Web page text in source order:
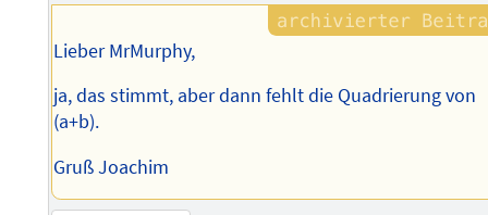
Lieber MrMurphy,
ja, das stimmt, aber dann fehlt die Quadrierung von
(a+b).
Gruß Joachim